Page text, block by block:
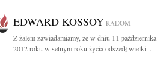
EDWARD KOSSOY RADOM
Z żalem zawiadamiamy, że w dniu 11 października
2012 roku w setnym roku życia odszedł wielki...